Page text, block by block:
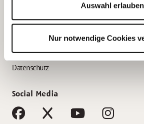
Auswahl erlauben
Nur notwendige Cookies
AWO Gliederungen nach Bundesland
Impressum
Datenschutz
Social Media